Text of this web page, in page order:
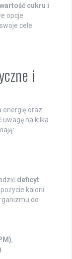
cukru i
opcje
cele
i
energię oraz
na kilka
deficyt
kalorii
do
,